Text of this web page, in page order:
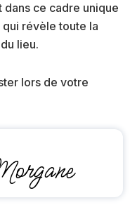
ce cadre unique
révèle toute la
lieu.
lors de votre